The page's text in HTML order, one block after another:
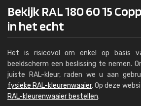
Bekijk RAL 180 60 15
in het echt
Het is risicovol om enkel op basis
beeldscherm een beslissing te nemen.
juiste RAL-kleur, raden we u aan
fysieke RAL-kleurenwaaier. Op deze
RAL-kleurenwaaier bestellen.